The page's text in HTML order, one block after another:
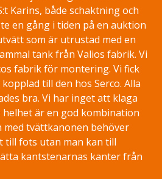
Karins, både schaktning och
en gång i tiden på en auktion
som är utrustad med en
tank från Valios fabrik. Vi
fabrik för montering. Vi fick
till den hos Serco. Alla
bra. Vi har inget att klaga
helhet är en god kombination
tvättkanonen behöver
till fots utan man kan till
kantstenarnas kanter från